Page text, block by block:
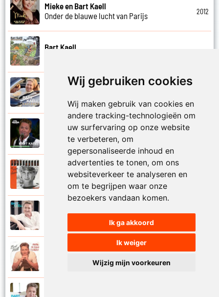
Wij gebruiken cookies
Wij maken gebruik van cookies en
andere tracking-technologieën om
uw surfervaring op onze website
te verbeteren, om
gepersonaliseerde inhoud en
advertenties te tonen, om ons
websiteverkeer te analyseren en
om te begrijpen waar onze
bezoekers vandaan komen.
Ik ga akkoord
Ik weiger
Wijzig mijn voorkeuren
Mieke en Bart Kaell
Onder de blauwe lucht van Parijs
2012
Bart Kaell
Bart Kaell
Bart Kaell
Onwaarschijnlijk mooi
Op mijn eiland
Bart Kaell
Bart Kaell
Papa ik kan zingen